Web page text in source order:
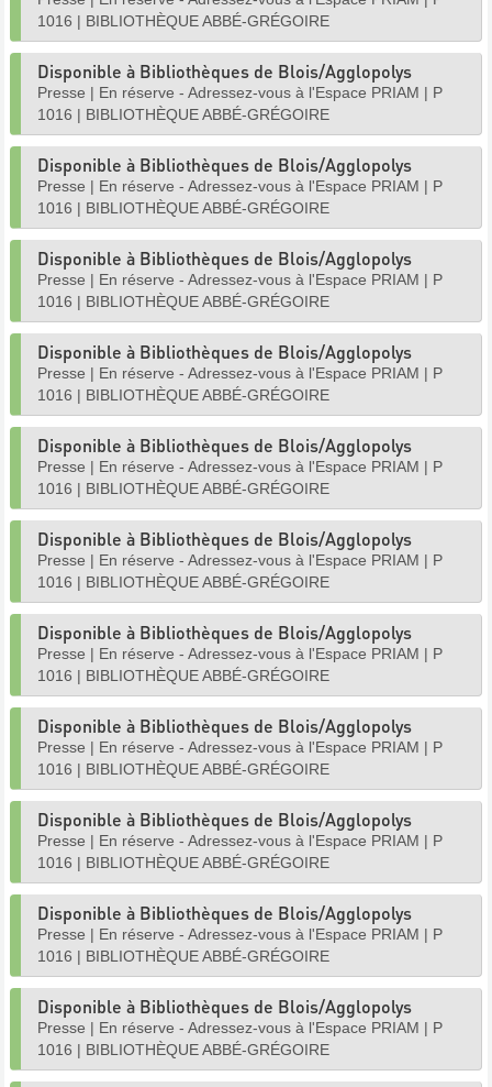
1016 | BIBLIOTHÈQUE ABBÉ-GRÉGOIRE
Disponible à Bibliothèques de Blois/Agglopolys
Presse | En réserve - Adressez-vous à l'Espace PRIAM | P
1016 | BIBLIOTHÈQUE ABBÉ-GRÉGOIRE
Disponible à Bibliothèques de Blois/Agglopolys
Presse | En réserve - Adressez-vous à l'Espace PRIAM | P
1016 | BIBLIOTHÈQUE ABBÉ-GRÉGOIRE
Disponible à Bibliothèques de Blois/Agglopolys
Presse | En réserve - Adressez-vous à l'Espace PRIAM | P
1016 | BIBLIOTHÈQUE ABBÉ-GRÉGOIRE
Disponible à Bibliothèques de Blois/Agglopolys
Presse | En réserve - Adressez-vous à l'Espace PRIAM | P
1016 | BIBLIOTHÈQUE ABBÉ-GRÉGOIRE
Disponible à Bibliothèques de Blois/Agglopolys
Presse | En réserve - Adressez-vous à l'Espace PRIAM | P
1016 | BIBLIOTHÈQUE ABBÉ-GRÉGOIRE
Disponible à Bibliothèques de Blois/Agglopolys
Presse | En réserve - Adressez-vous à l'Espace PRIAM | P
1016 | BIBLIOTHÈQUE ABBÉ-GRÉGOIRE
Disponible à Bibliothèques de Blois/Agglopolys
Presse | En réserve - Adressez-vous à l'Espace PRIAM | P
1016 | BIBLIOTHÈQUE ABBÉ-GRÉGOIRE
Disponible à Bibliothèques de Blois/Agglopolys
Presse | En réserve - Adressez-vous à l'Espace PRIAM | P
1016 | BIBLIOTHÈQUE ABBÉ-GRÉGOIRE
Disponible à Bibliothèques de Blois/Agglopolys
Presse | En réserve - Adressez-vous à l'Espace PRIAM | P
1016 | BIBLIOTHÈQUE ABBÉ-GRÉGOIRE
Disponible à Bibliothèques de Blois/Agglopolys
Presse | En réserve - Adressez-vous à l'Espace PRIAM | P
1016 | BIBLIOTHÈQUE ABBÉ-GRÉGOIRE
Disponible à Bibliothèques de Blois/Agglopolys
Presse | En réserve - Adressez-vous à l'Espace PRIAM | P
1016 | BIBLIOTHÈQUE ABBÉ-GRÉGOIRE